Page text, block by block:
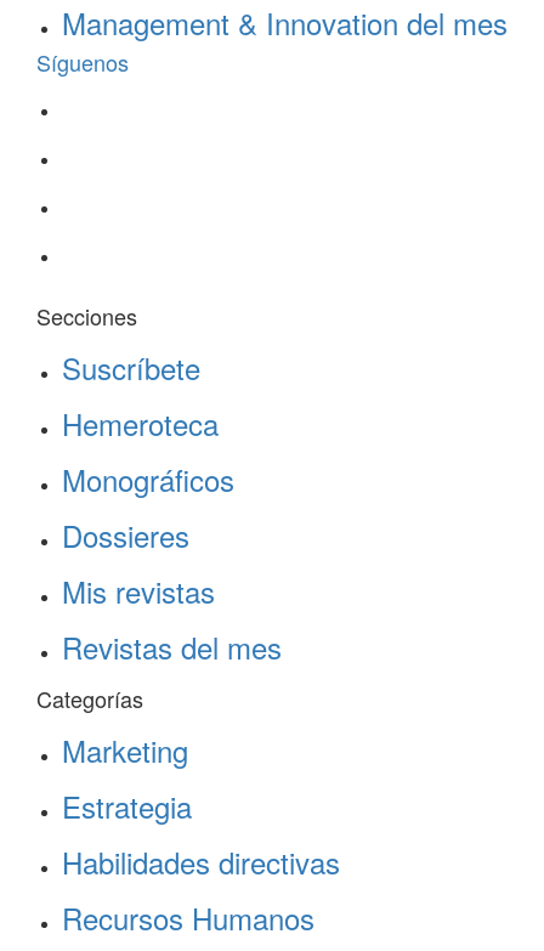
Management & Innovation del mes
Síguenos
Secciones
Suscríbete
Hemeroteca
Monográficos
Dossieres
Mis revistas
Revistas del mes
Categorías
Marketing
Estrategia
Habilidades directivas
Recursos Humanos